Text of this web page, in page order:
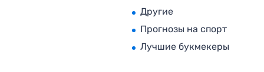
Другие
Прогнозы на спорт
Лучшие букмекеры